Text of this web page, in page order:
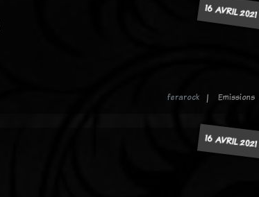
16 AVRIL 2021
ferarock Emissions
16 AVRIL 2021